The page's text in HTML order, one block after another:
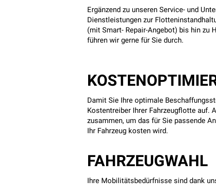
Ergänzend zu unseren Service- und
Dienstleistungen zur
(mit Smart- Repair-Angebot) bis hin zu
führen wir gerne für Sie durch.
Damit Sie Ihre optimale
Kostentreiber Ihrer Fahrzeugflotte auf.
zusammen, um das für Sie passende
Ihr Fahrzeug kosten wird.
FAHRZEUGWAHL
Ihre Mobilitätsbedürfnisse sind dank